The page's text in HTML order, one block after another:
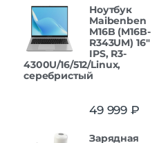
Ноутбук
Maibenben
M16B (M16B-
R343UM) 16"
IPS, R3-
4300U/16/512/Linux,
серебристый
49 999 ₽
Зарядная